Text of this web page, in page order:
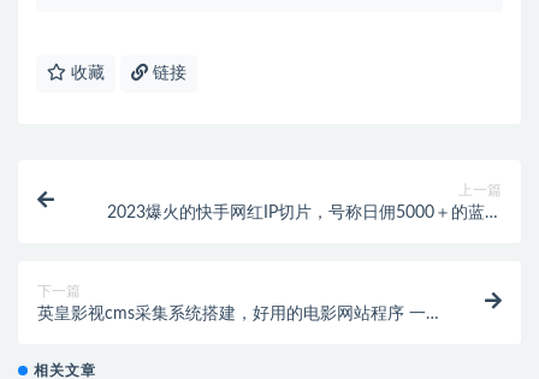
收藏 链接
上一篇
2023爆火的快手网红IP切片，号称日佣5000＋的蓝海
下一篇
英皇影视cms采集系统搭建，好用的电影网站程序 一键
相关文章